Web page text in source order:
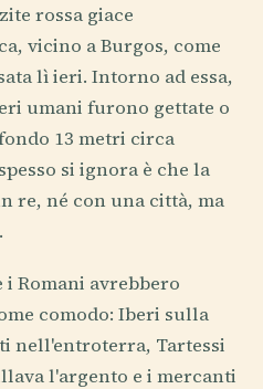
rossa giace
vicino a Burgos, come
lì ieri. Intorno ad essa,
umani furono gettate o
13 metri circa
si ignora è che la
re, né con una città, ma
Romani avrebbero
comodo: Iberi sulla
nell'entroterra, Tartessi
l'argento e i mercanti